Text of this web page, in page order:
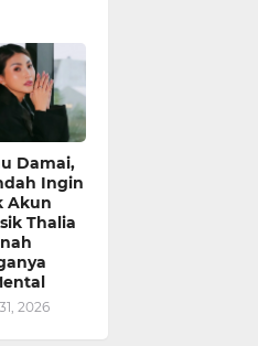
Damai,
Ingin
Akun
Thalia
2026